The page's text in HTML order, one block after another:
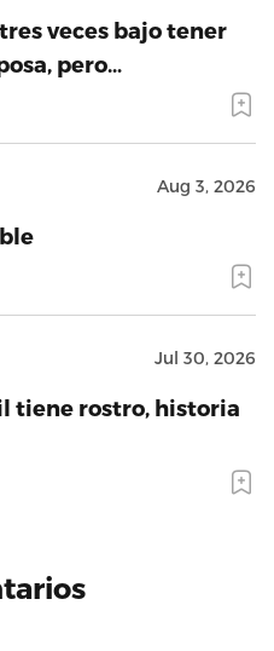
veces bajo tener
pero…
Aug 3, 2026
Jul 30, 2026
tiene rostro, historia